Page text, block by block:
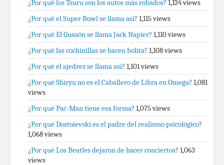
¿Por qué los Tsuru son los autos más robados? 1,124 views
¿Por qué el Super Bowl se llama así? 1,115 views
¿Por qué El Guasón se llama Jack Napier? 1,110 views
¿Por qué las cochinillas se hacen bolita? 1,108 views
¿Por qué el ajedrez se llama así? 1,101 views
¿Por qué Shiryu no es el Caballero de Libra en Omega? 1,081
views
¿Por qué Pac-Man tiene esa forma? 1,075 views
¿Por qué Dostoievski es el padre del realismo psicológico?
1,068 views
¿Por qué Los Beatles dejaron de hacer conciertos? 1,063
views